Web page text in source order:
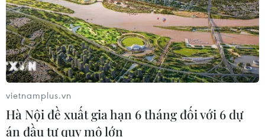
Từ ngày 9/8, cảnh báo nắng nóng
diện rộng ở khu vực Bắc Bộ và Trung
Bộ
07/08/2026 08:58
vietnamplus.vn
Hà Nội đề xuất gia hạn 6 tháng đối với 6 dự
án đầu tư quy mô lớn